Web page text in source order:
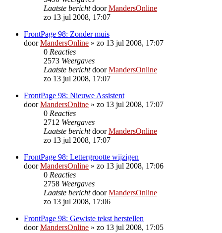
Laatste berichtdoorMandersOnline
zo 13 jul 2008, 17:07
FrontPage 98: Zonder muis
doorMandersOnline » zo 13 jul 2008, 17:07
0 Reacties
2573 Weergaves
Laatste berichtdoorMandersOnline
zo 13 jul 2008, 17:07
FrontPage 98: Nieuwe Assistent
doorMandersOnline » zo 13 jul 2008, 17:07
0 Reacties
2712 Weergaves
Laatste berichtdoorMandersOnline
zo 13 jul 2008, 17:07
FrontPage 98: Lettergrootte wijzigen
doorMandersOnline » zo 13 jul 2008, 17:06
0 Reacties
2758 Weergaves
Laatste berichtdoorMandersOnline
zo 13 jul 2008, 17:06
FrontPage 98: Gewiste tekst herstellen
doorMandersOnline » zo 13 jul 2008, 17:05